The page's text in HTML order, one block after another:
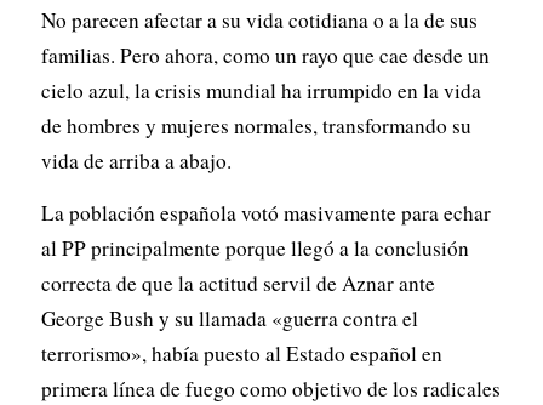
No parecen afectar a su vida cotidiana o a la de sus
familias. Pero ahora, como un rayo que cae desde un
cielo azul, la crisis mundial ha irrumpido en la vida
de hombres y mujeres normales, transformando su
vida de arriba a abajo.
La población española votó masivamente para echar
al PP principalmente porque llegó a la conclusión
correcta de que la actitud servil de Aznar ante
George Bush y su llamada «guerra contra el
terrorismo», había puesto al Estado español en
primera línea de fuego como objetivo de los radicales